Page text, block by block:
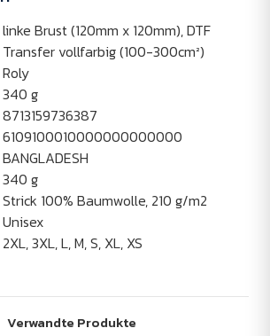
linke Brust (120mm x 120mm), DTF
Transfer vollfarbig (100-300cm²)
Roly
340 g
8713159736387
6109100010000000000000
BANGLADESH
340 g
Strick 100% Baumwolle, 210 g/m2
Unisex
2XL, 3XL, L, M, S, XL, XS
Verwandte Produkte